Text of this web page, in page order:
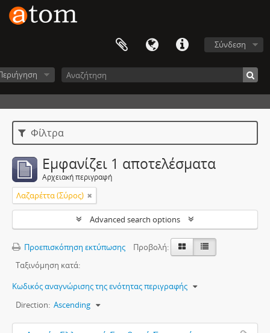
Σύνδεση
Φίλτρα
Εμφανίζει 1 αποτελέσματα
Αρχειακή περιγραφή
Λαζαρέττα (Σύρος)
Advanced search options
Προεπισκόπηση εκτύπωσης
Προβολή:
Ταξινόμηση κατά:
Κωδικός αναγνώρισης της ενότητας περιγραφής
Direction: Ascending